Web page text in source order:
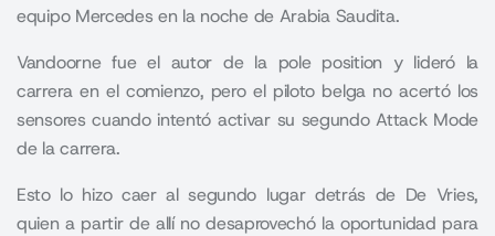
equipo Mercedes en la noche de Arabia Saudita.
Vandoorne fue el autor de la pole position y lideró la
carrera en el comienzo, pero el piloto belga no acertó los
sensores cuando intentó activar su segundo Attack Mode
de la carrera.
Esto lo hizo caer al segundo lugar detrás de De Vries,
quien a partir de allí no desaprovechó la oportunidad para